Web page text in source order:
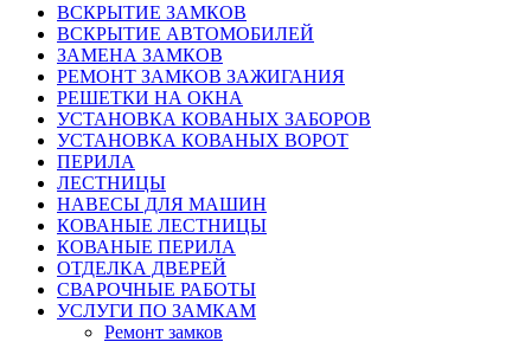
ВСКРЫТИЕ ЗАМКОВ
ВСКРЫТИЕ АВТОМОБИЛЕЙ
ЗАМЕНА ЗАМКОВ
РЕМОНТ ЗАМКОВ ЗАЖИГАНИЯ
РЕШЕТКИ НА ОКНА
УСТАНОВКА КОВАНЫХ ЗАБОРОВ
УСТАНОВКА КОВАНЫХ ВОРОТ
ПЕРИЛА
ЛЕСТНИЦЫ
НАВЕСЫ ДЛЯ МАШИН
КОВАНЫЕ ЛЕСТНИЦЫ
КОВАНЫЕ ПЕРИЛА
ОТДЕЛКА ДВЕРЕЙ
СВАРОЧНЫЕ РАБОТЫ
УСЛУГИ ПО ЗАМКАМ
Ремонт замков